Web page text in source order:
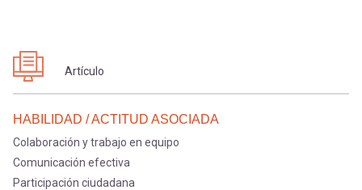
Artículo
HABILIDAD / ACTITUD ASOCIADA
Colaboración y trabajo en equipo
Comunicación efectiva
Participación ciudadana